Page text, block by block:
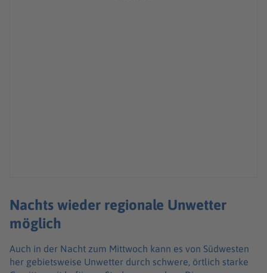
Nachts wieder regionale Unwetter
möglich
Auch in der Nacht zum Mittwoch kann es von Südwesten
her gebietsweise Unwetter durch schwere, örtlich starke